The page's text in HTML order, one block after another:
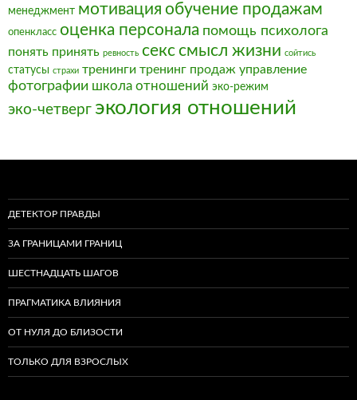
менеджмент мотивация обучение продажам
опенкласс оценка персонала помощь психолога
понять принять ревность секссмысл жизни сойтись
статусы страхи тренинги тренинг продаж управление
фотографии школа отношений эко-режим
эко-четверг экология отношений
ДЕТЕКТОР ПРАВДЫ
ЗА ГРАНИЦАМИ ГРАНИЦ
ШЕСТНАДЦАТЬ ШАГОВ
ПРАГМАТИКА ВЛИЯНИЯ
ОТ НУЛЯ ДО БЛИЗОСТИ
ТОЛЬКО ДЛЯ ВЗРОСЛЫХ